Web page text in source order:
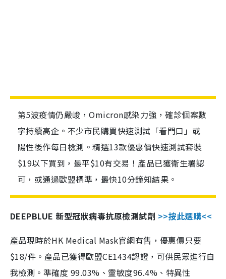
第5波疫情仍嚴峻，Omicron感染力強，確診個案數
字持續高企。不少市民購買快速測試「看門口」或
陽性後作每日檢測。精選13款優惠價快速測試套裝
$19以下買到，最平$10有交易！產品已獲衛生署認
可，或通過歐盟標準，最快10分鐘知結果。
DEEPBLUE 新型冠狀病毒抗原檢測試劑 >>按此選購<<
產品現時於HK Medical Mask官網有售，優惠價只要
$18/件。產品已獲得歐盟CE1434認證，可供民眾進行自
我檢測。準確度 99.03%、靈敏度96.4%、特異性